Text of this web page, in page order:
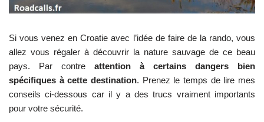
Si vous venez en Croatie avec l’idée de faire de la rando, vous
allez vous régaler à découvrir la nature sauvage de ce beau
pays. Par contre attention à certains dangers bien
spécifiques à cette destination. Prenez le temps de lire mes
conseils ci-dessous car il y a des trucs vraiment importants
pour votre sécurité.